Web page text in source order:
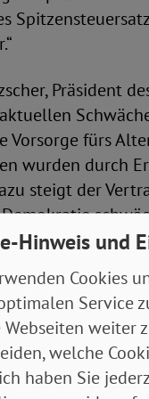
Präsident
Vorsorge fürs
wurden durch
steigt der
auch
sind bei uns
der
Hinweis und
Cookies
Service
Webseiten weiter
welche
haben Sie